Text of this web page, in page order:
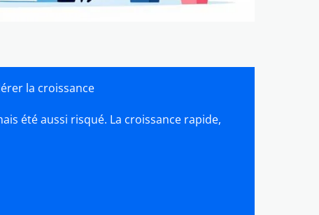
la croissance
été aussi risqué. La croissance rapide,